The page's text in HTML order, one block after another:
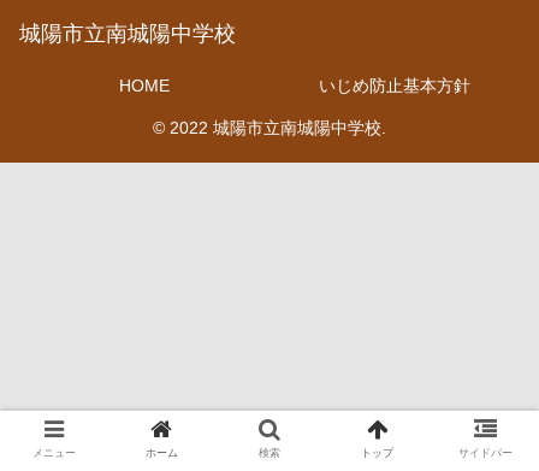
城陽市立南城陽中学校
HOME いじめ防止基本方針
© 2022 城陽市立南城陽中学校.
メニュー ホーム 検索 トップ サイドバー